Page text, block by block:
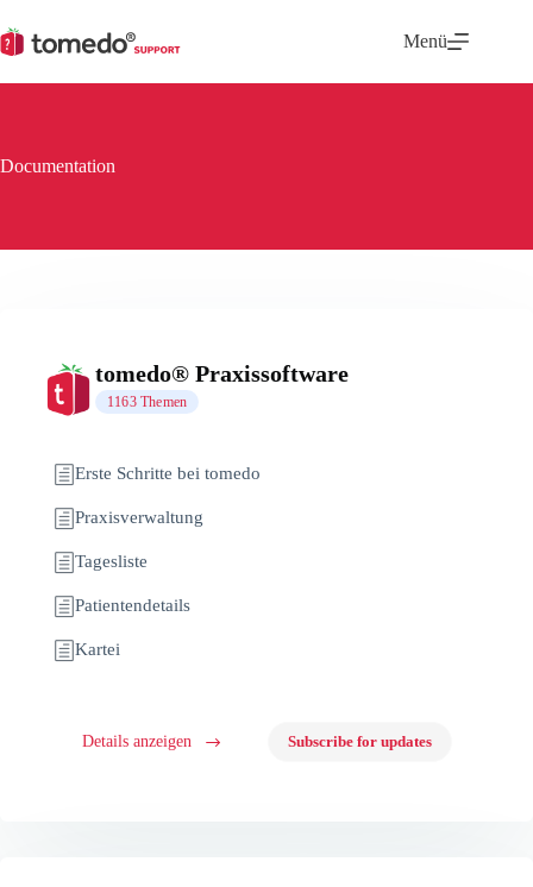
Inhalt
springen
Menü
Documentation
tomedo® Praxissoftware
1163 Themen
Erste Schritte bei tomedo
Praxisverwaltung
Tagesliste
Patientendetails
Kartei
Details anzeigen Subscribe for updates